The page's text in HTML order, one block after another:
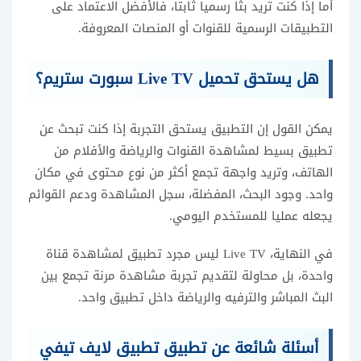
أما إذا كنت تريد بثا رسميا ثابتا، فالأفضل الاعتماد على
التطبيقات الرسمية للقنوات أو المنصات المعروفة.
هل يستحق تحميل Live TV سبورت ستريم؟
يمكن القول إن التطبيق يستحق التجربة إذا كنت تبحث عن
تطبيق بسيط لمشاهدة القنوات والرياضة والأفلام من
الهاتف، وتريد واجهة تجمع أكثر من نوع محتوى في مكان
واحد. وجود البحث، المفضلة، سجل المشاهدة ودعم القوائم
يجعله عمليا للمستخدم اليومي.
في النهاية، Live TV ليس مجرد تطبيق لمشاهدة قناة
واحدة، بل محاولة لتقديم تجربة مشاهدة مرنة تجمع بين
البث المباشر والترفيه والرياضة داخل تطبيق واحد.
أسئلة شائعة عن تطبيق تطبيق لايف تيفي